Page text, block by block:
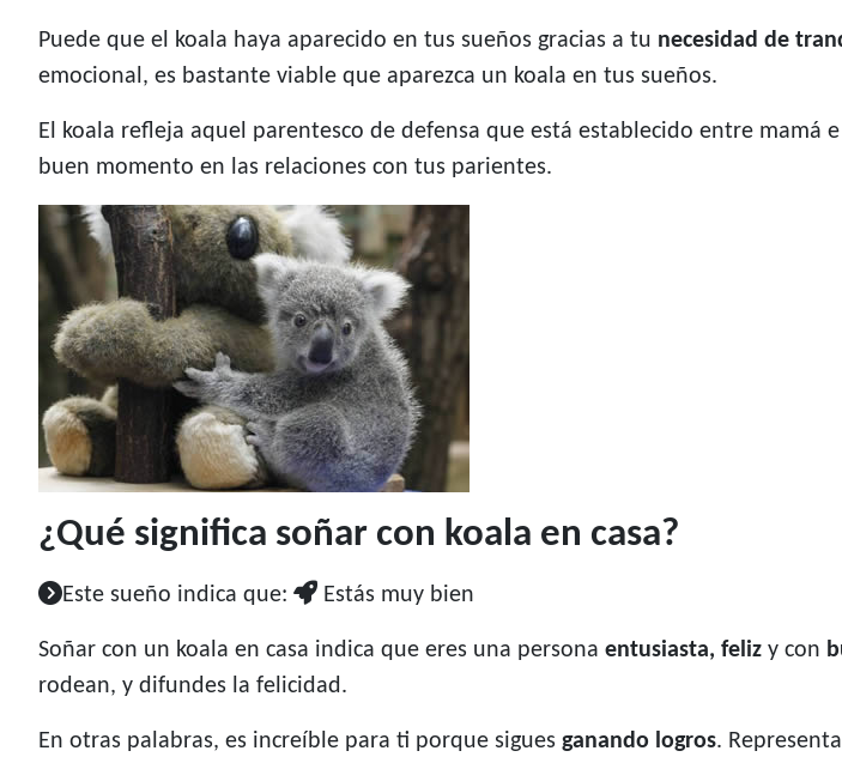
Puede que el koala haya aparecido en tus sueños gracias a tu necesidad de
emocional, es bastante viable que aparezca un koala en tus sueños.
El koala refleja aquel parentesco de defensa que está establecido entre mamá
buen momento en las relaciones con tus parientes.
¿Qué significa soñar con koala en casa?
Este sueño indica que: Estás muy bien
Soñar con un koala en casa indica que eres una persona entusiasta, feliz y con
rodean, y difundes la felicidad.
En otras palabras, es increíble para ti porque sigues ganando logros.